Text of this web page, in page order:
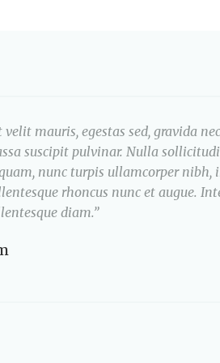
velit mauris, egestas sed, gravida
suscipit pulvinar. Nulla
nunc turpis ullamcorper nibh,
rhoncus nunc et augue.
diam.”